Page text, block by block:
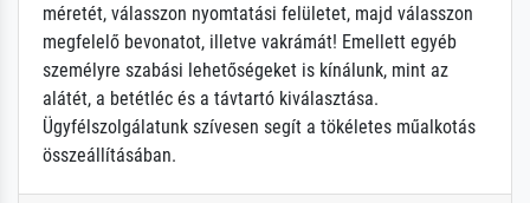
méretét, válasszon nyomtatási felületet, majd válasszon
megfelelő bevonatot, illetve vakrámát! Emellett egyéb
személyre szabási lehetőségeket is kínálunk, mint az
alátét, a betétléc és a távtartó kiválasztása.
Ügyfélszolgálatunk szívesen segít a tökéletes műalkotás
összeállításában.